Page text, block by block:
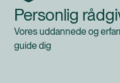
Personlig
Vores uddannede og
guide dig